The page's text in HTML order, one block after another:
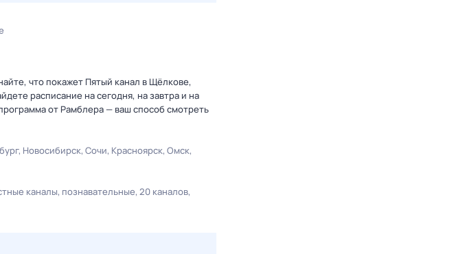
что покажет Пятый канал в Щёлкове,
расписание на сегодня, на завтра и на
от Рамблера — ваш способ смотреть
Новосибирск Сочи Красноярск Омск
каналы познавательные 20 каналов